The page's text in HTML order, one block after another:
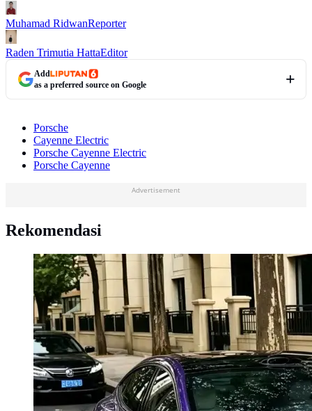
Muhamad RidwanReporter
Raden Trimutia HattaEditor
Add
as a preferred source on Google
Porsche
Cayenne Electric
Porsche Cayenne Electric
Porsche Cayenne
Advertisement
Rekomendasi